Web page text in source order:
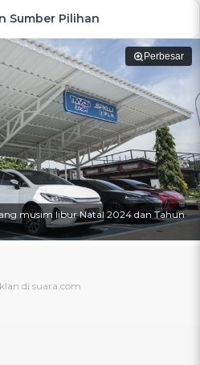
Sumber Pilihan
Perbesar
musim libur Natal 2024 dan Tahun